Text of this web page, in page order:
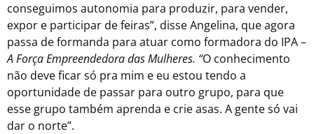
conseguimos autonomia para produzir, para vender,
expor e participar de feiras”, disse Angelina, que agora
passa de formanda para atuar como formadora do IPA –
A Força Empreendedora das Mulheres. “O conhecimento
não deve ficar só pra mim e eu estou tendo a
oportunidade de passar para outro grupo, para que
esse grupo também aprenda e crie asas. A gente só vai
dar o norte”.